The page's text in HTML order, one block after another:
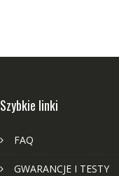
Szybkie linki
FAQ
GWARANCJE I TESTY